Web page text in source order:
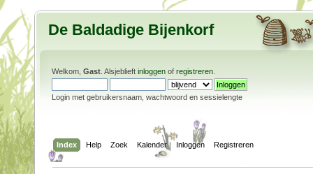
De Baldadige Bijenkorf
Welkom, Gast . Alsjeblieft inloggen of registreren
Login met gebruikersnaam, wachtwoord en sessielengte
Index Help Zoek Kalender Inloggen Registreren